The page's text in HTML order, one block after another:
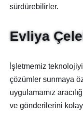
sürdürebilirler.
Evliya
İşletmemiz
çözümler sunmaya
uygulamamız
ve gönderilerini